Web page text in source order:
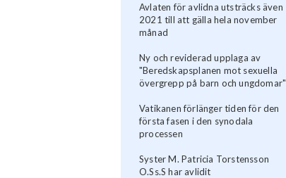
Avlaten för avlidna utsträcks även
2021 till att gälla hela november
månad
Ny och reviderad upplaga av
"Beredskapsplanen mot sexuella
övergrepp på barn och ungdomar"
Vatikanen förlänger tiden för den
första fasen i den synodala
processen
Syster M. Patricia Torstensson
O.Ss.S har avlidit